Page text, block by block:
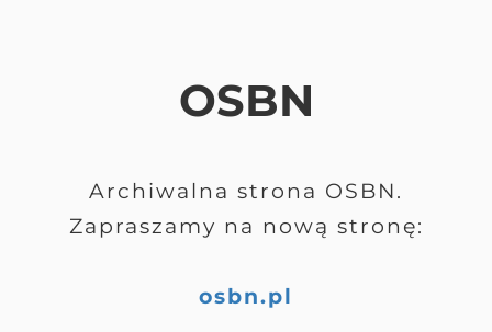
OSBN
Archiwalna strona OSBN.
Zapraszamy na nową stronę:
osbn.pl